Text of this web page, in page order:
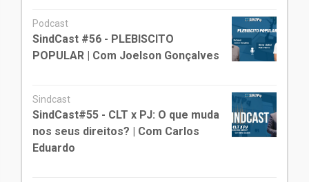
Podcast
SindCast #56 - PLEBISCITO
POPULAR | Com Joelson Gonçalves
Sindcast
SindCast#55 - CLT x PJ: O que muda
nos seus direitos? | Com Carlos
Eduardo